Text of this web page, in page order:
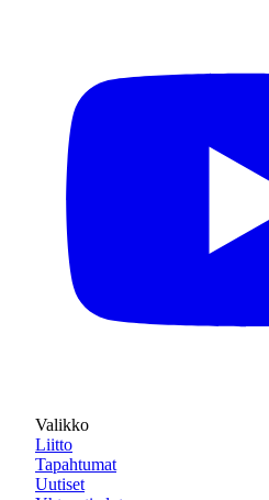
Valikko
Liitto
Tapahtumat
Uutiset